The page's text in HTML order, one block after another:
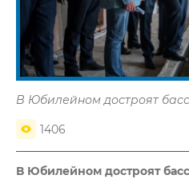
В Юбилейном достроят
1406
В Юбилейном достроят